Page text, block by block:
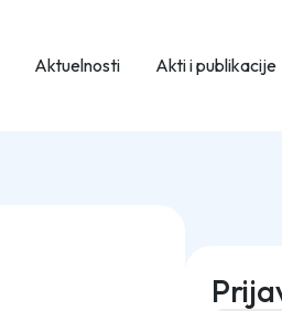
Aktuelnosti Akti i publikacije